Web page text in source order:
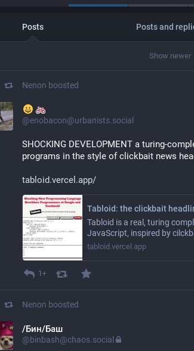
Posts Posts and
Show newer
Nenon boosted
@enobacon@urbanists.social
SHOCKING DEVELOPMENT a turing-
programs in the style of clickbait news
tabloid.vercel.app/
Tabloid: the clickbait
Tabloid is a real, turing
JavaScript, inspired by
tabloid.vercel.app
1+
Nenon boosted
/Бин/Баш
@binbash@chaos.social